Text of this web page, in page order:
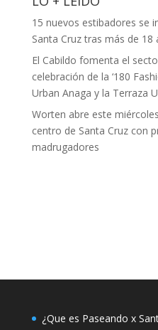
15 nuevos estibadores se
Santa Cruz tras más de
El Cabildo fomenta el
celebración de la ‘180
Urban Anaga y la Terraza
Worten abre este
centro de Santa Cruz con
madrugadores
¿Que es Paseando x